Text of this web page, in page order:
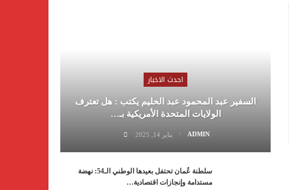
احدث الاخبار
السفير عبد المحمود عبد الحليم يكتب : هل تعترف
الولايات المتحدة الأمريكية بـ…
ADMIN يناير 14, 2025
سلطنة عُمان تحتفل بعيدها الوطني الـ54: نهضة
مستدامة وإنجازات اقتصادية…